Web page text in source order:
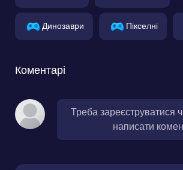
Динозаври Пікселні
Коментарі
Треба зареєструватися
написати